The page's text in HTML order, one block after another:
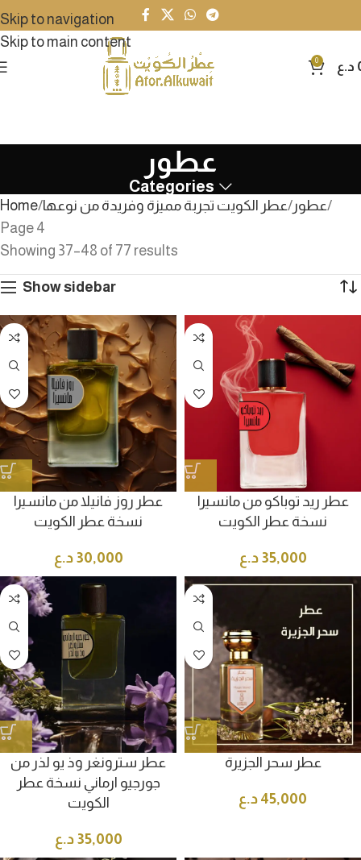
Skip to navigation
Skip to main content
0 د.ع
عطور
Categories
Home عطر الكويت تجربة مميزة وفريدة من نوعها عطور
Page 4
Showing 37–48 of 77 results
Show sidebar
عطر روز فانيلا من مانسيرا
نسخة عطر الكويت
30,000 د.ع
عطر ريد توباكو من مانسيرا
نسخة عطر الكويت
35,000 د.ع
عطر سترونغر وذ يو لذر من
جورجيو ارماني نسخة عطر
الكويت
35,000 د.ع
عطر سحر الجزيرة
45,000 د.ع